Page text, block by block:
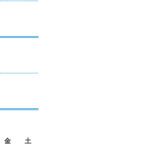
金 土